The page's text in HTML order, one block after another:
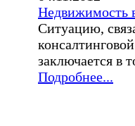
Недвижимость
Ситуацию,
заключается в
Подробнее...